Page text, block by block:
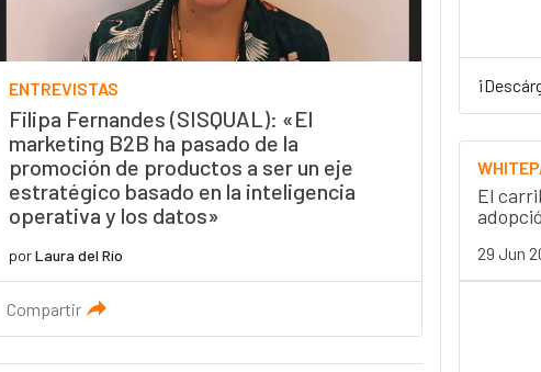
ENTREVISTAS
Filipa Fernandes (SISQUAL): «El
marketing B2B ha pasado de la
promoción de productos a ser un eje
estratégico basado en la inteligencia
operativa y los datos»
porLaura del Río
Compartir
El
29 Jun